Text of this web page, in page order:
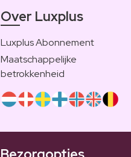
Over Luxplus
Luxplus Abonnement
Maatschappelijke
betrokkenheid